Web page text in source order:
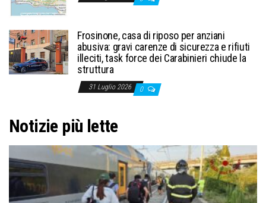
Frosinone, casa di riposo per anziani
abusiva: gravi carenze di sicurezza e rifiuti
illeciti, task force dei Carabinieri chiude la
struttura
31 Luglio 2026 0
Notizie più lette